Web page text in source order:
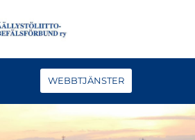
WEBBTJÄNSTER